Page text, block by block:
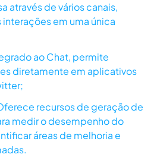
através de vários canais,
em uma única
ao Chat, permite
diretamente em aplicativos
recursos de geração de
medir o desempenho do
áreas de melhoria e